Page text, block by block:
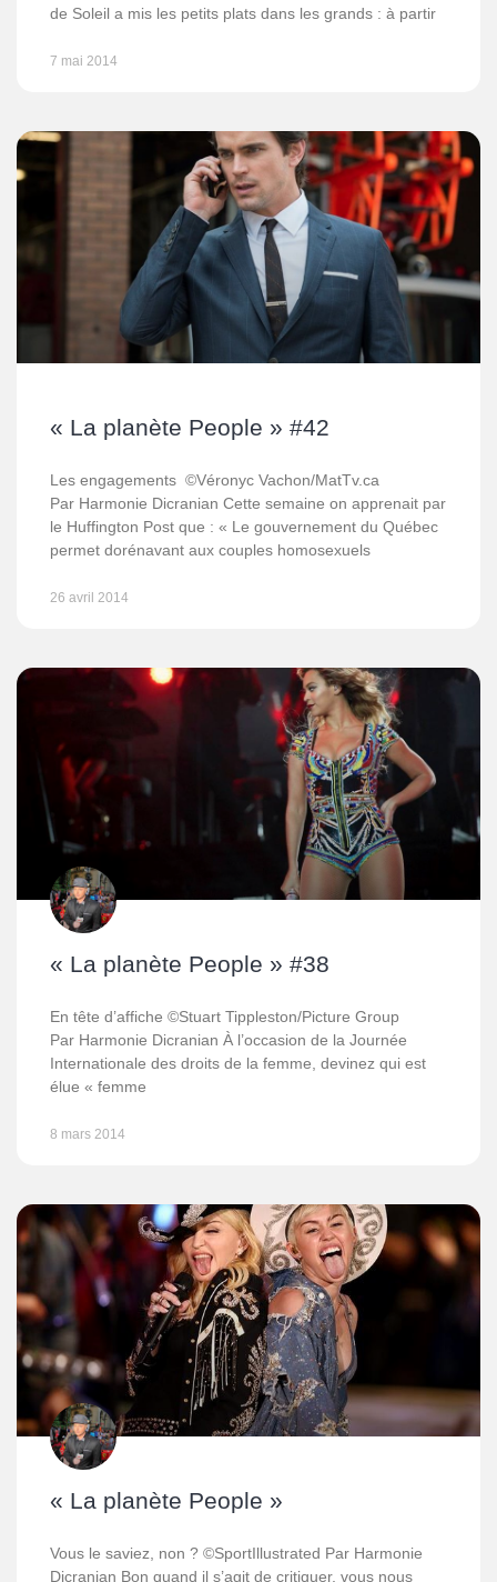
de Soleil a mis les petits plats dans les grands : à partir
7 mai 2014
« La planète People » #42
Les engagements ©Véronyc Vachon/MatTv.ca
Par Harmonie Dicranian Cette semaine on apprenait par
le Huffington Post que : « Le gouvernement du Québec
permet dorénavant aux couples homosexuels
26 avril 2014
« La planète People » #38
En tête d’affiche ©Stuart Tippleston/Picture Group
Par Harmonie Dicranian À l’occasion de la Journée
Internationale des droits de la femme, devinez qui est
élue « femme
8 mars 2014
« La planète People »
Vous le saviez, non ? ©SportIllustrated Par Harmonie
Dicranian Bon quand il s’agit de critiquer, vous nous